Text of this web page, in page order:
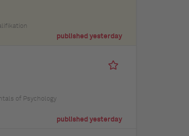
published yesterday
of Psychology
published yesterday